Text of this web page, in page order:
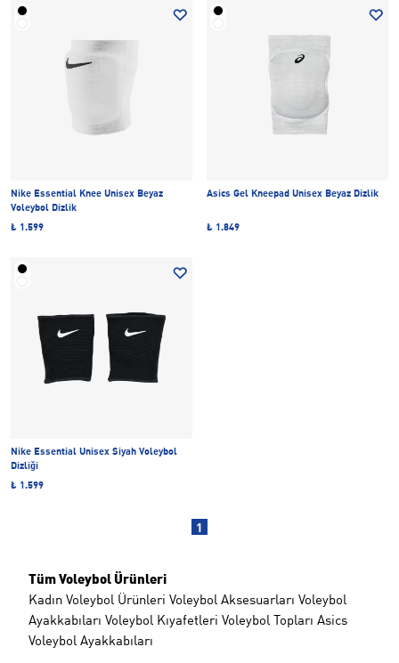
Nike Essential Knee Unisex Beyaz
Voleybol Dizlik
₺ 1.599
Asics Gel Kneepad Unisex Beyaz Dizlik
₺ 1.849
Nike Essential Unisex Siyah Voleybol
Dizliği
₺ 1.599
1
Tüm Voleybol Ürünleri
Kadın Voleybol Ürünleri Voleybol Aksesuarları Voleybol
Ayakkabıları Voleybol Kıyafetleri Voleybol Topları Asics
Voleybol Ayakkabıları